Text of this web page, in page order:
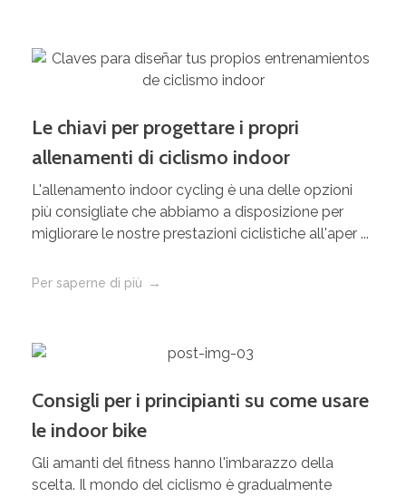
Le chiavi per progettare i propri
allenamenti di ciclismo indoor
L'allenamento indoor cycling è una delle opzioni
più consigliate che abbiamo a disposizione per
migliorare le nostre prestazioni ciclistiche all'aper ...
Per saperne di più
Consigli per i principianti su come usare
le indoor bike
Gli amanti del fitness hanno l'imbarazzo della
scelta. Il mondo del ciclismo è gradualmente